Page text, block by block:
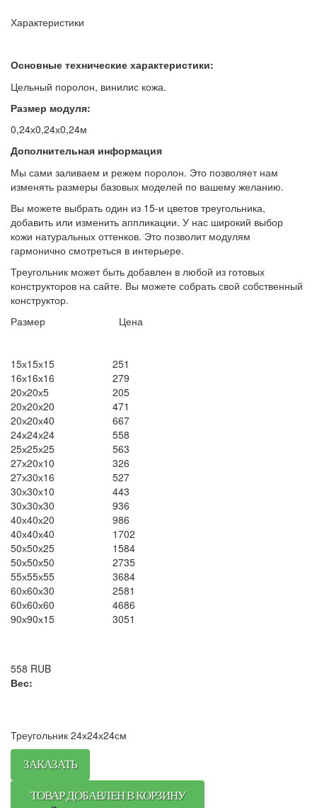
Характеристики
Основные технические характеристики:
Цельный поролон, винилис кожа.
Размер модуля:
0,24х0,24х0,24м
Дополнительная информация
Мы сами заливаем и режем поролон. Это позволяет нам
изменять размеры базовых моделей по вашему желанию.
Вы можете выбрать один из 15-и цветов треугольника,
добавить или изменить аппликации. У нас широкий выбор
кожи натуральных оттенков. Это позволит модулям
гармонично смотреться в интерьере.
Треугольник может быть добавлен в любой из готовых
конструкторов на сайте. Вы можете собрать свой собственный
конструктор.
Размер Цена
15х15х15
251
16х16х16
279
20х20х5
205
20х20х20
471
20х20х40
667
24х24х24
558
25х25х25
563
27х20х10
326
27х30х16
527
30х30х10
443
30х30х30
936
40х40х20
986
40х40х40
1702
50х50х25
1584
50х50х50
2735
55х55х55
3684
60х60х30
2581
60х60х60
4686
90х90х15
3051
558 RUB
Вес:
Треугольник 24х24х24см
ЗАКАЗАТЬ
ТОВАР ДОБАВЛЕН В КОРЗИНУ